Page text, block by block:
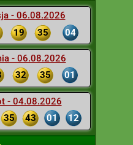
- 06.08.2026
19 35 04
- 06.08.2026
32 35 01
- 04.08.2026
35 43 01 12